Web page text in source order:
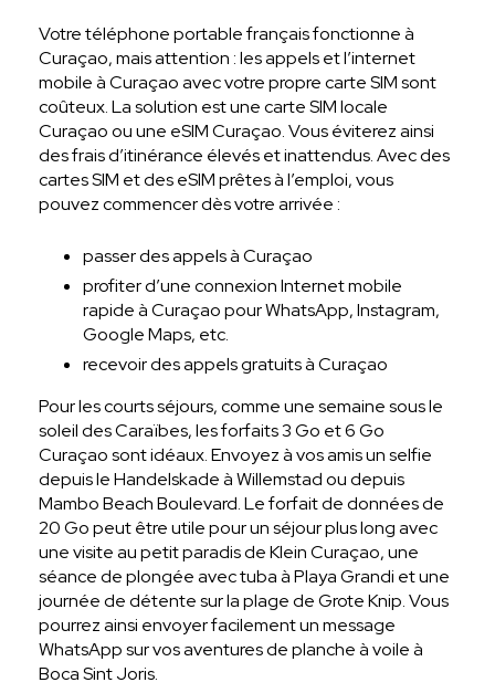
Votre téléphone portable français fonctionne à
Curaçao, mais attention : les appels et l’internet
mobile à Curaçao avec votre propre carte SIM sont
coûteux. La solution est une carte SIM locale
Curaçao ou une eSIM Curaçao. Vous éviterez ainsi
des frais d’itinérance élevés et inattendus. Avec des
cartes SIM et des eSIM prêtes à l’emploi, vous
pouvez commencer dès votre arrivée :
passer des appels à Curaçao
profiter d’une connexion Internet mobile
rapide à Curaçao pour WhatsApp, Instagram,
Google Maps, etc.
recevoir des appels gratuits à Curaçao
Pour les courts séjours, comme une semaine sous le
soleil des Caraïbes, les forfaits 3 Go et 6 Go
Curaçao sont idéaux. Envoyez à vos amis un selfie
depuis le Handelskade à Willemstad ou depuis
Mambo Beach Boulevard. Le forfait de données de
20 Go peut être utile pour un séjour plus long avec
une visite au petit paradis de Klein Curaçao, une
séance de plongée avec tuba à Playa Grandi et une
journée de détente sur la plage de Grote Knip. Vous
pourrez ainsi envoyer facilement un message
WhatsApp sur vos aventures de planche à voile à
Boca Sint Joris.